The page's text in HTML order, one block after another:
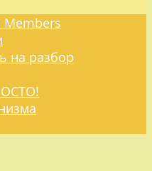
Members
на разбор